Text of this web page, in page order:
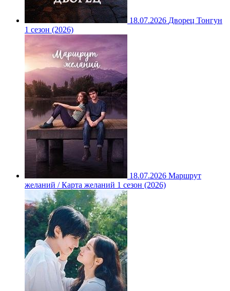
18.07.2026 Дворец Тонгун
1 сезон (2026)
18.07.2026 Маршрут
желаний / Карта желаний 1 сезон (2026)